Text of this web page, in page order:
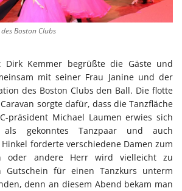
Boston Clubs
Dirk Kemmer begrüßte die Gäste und
mit seiner Frau Janine und der
des Boston Clubs den Ball. Die flotte
sorgte dafür, dass die Tanzfläche
präsident Michael Laumen erwies sich
gekonntes Tanzpaar und auch
forderte verschiedene Damen zum
oder andere Herr wird vielleicht zu
Gutschein für einen Tanzkurs unterm
denn an diesem Abend bekam man